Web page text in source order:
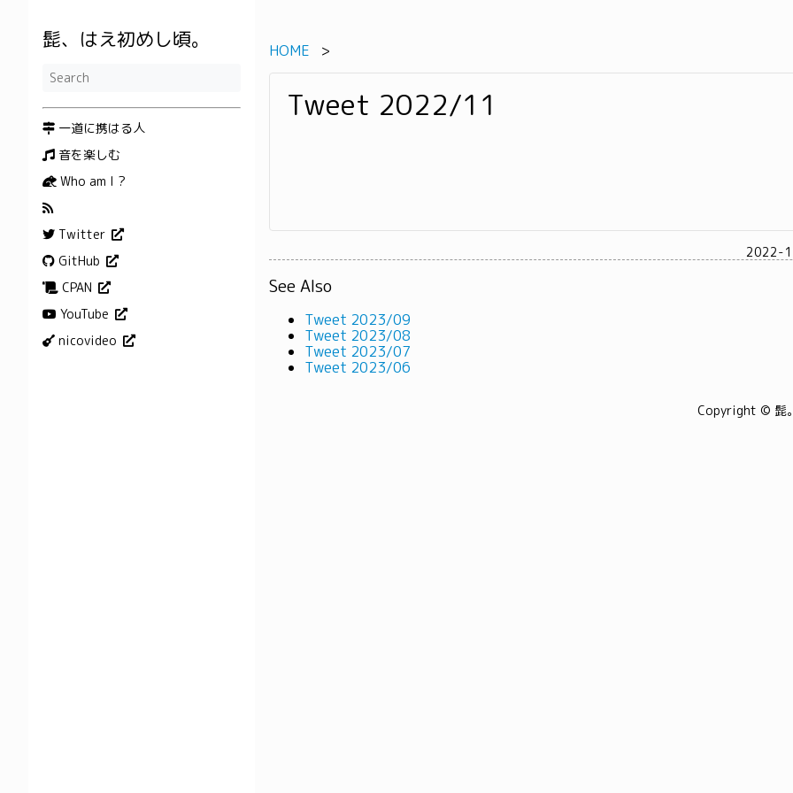
髭、はえ初めし頃。
一道に携はる人
音を楽しむ
Who am I ?
Twitter
GitHub
CPAN
YouTube
nicovideo
HOME
Tweet 2022/11
2022-
See Also
Tweet 2023/09
Tweet 2023/08
Tweet 2023/07
Tweet 2023/06
Copyright © 髭